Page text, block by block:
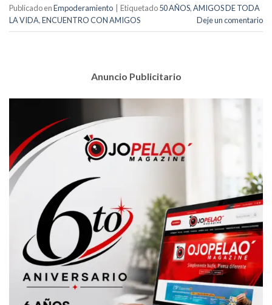
Publicado enEmpoderamiento Etiquetado50 AÑOS,AMIGOS DE TODA
LA VIDA,ENCUENTRO CON AMIGOS Deje un comentario
Anuncio Publicitario